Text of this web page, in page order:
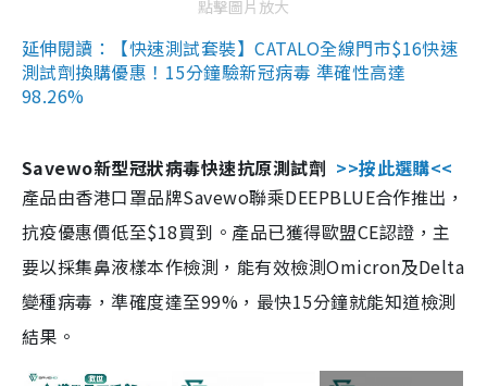
點擊圖片放大
延伸閱讀：【快速測試套裝】CATALO全線門市$16快速
測試劑換購優惠！15分鐘驗新冠病毒 準確性高達
98.26%
Savewo新型冠狀病毒快速抗原測試劑 >>按此選購<<
產品由香港口罩品牌Savewo聯乘DEEPBLUE合作推出，
抗疫優惠價低至$18買到。產品已獲得歐盟CE認證，主
要以採集鼻液樣本作檢測，能有效檢測Omicron及Delta
變種病毒，準確度達至99%，最快15分鐘就能知道檢測
結果。